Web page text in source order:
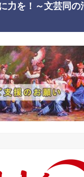
力を！～文芸同の